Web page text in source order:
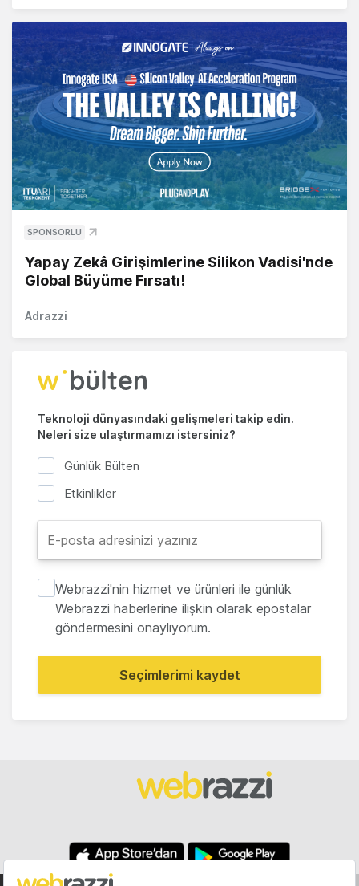
SPONSORLU
Yapay Zekâ Girişimlerine Silikon Vadisi'nde
Global Büyüme Fırsatı!
Adrazzi
Teknoloji dünyasındaki gelişmeleri takip edin.
Neleri size ulaştırmamızı istersiniz?
Günlük Bülten
Etkinlikler
Webrazzi'nin hizmet ve ürünleri ile günlük
Webrazzi haberlerine ilişkin olarak epostalar
göndermesini onaylıyorum.
Seçimlerimi kaydet